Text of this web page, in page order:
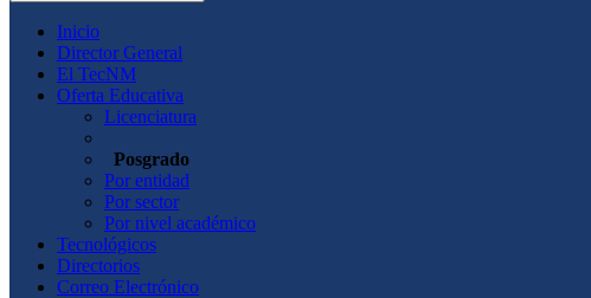
Inicio
Director General
El TecNM
Oferta Educativa
Licenciatura
Posgrado
Por entidad
Por sector
Por nivel académico
Tecnológicos
Directorios
Correo Electrónico